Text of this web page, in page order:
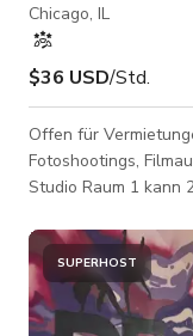
Chicago, IL
$36 USD/Std.
Offen für
Fotoshootings,
Studio Raum 1 kann
SUPERHOST